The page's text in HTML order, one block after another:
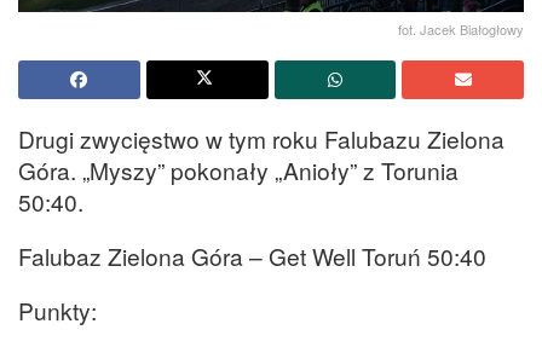
fot. Jacek Białogłowy
Drugi zwycięstwo w tym roku Falubazu Zielona
Góra. „Myszy” pokonały „Anioły” z Torunia
50:40.
Falubaz Zielona Góra – Get Well Toruń 50:40
Punkty: